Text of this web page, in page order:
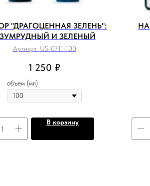
"ДРАГОЦЕННАЯ ЗЕЛЕНЬ":
И ЗЕЛЕНЫЙ
Артикул: US-0711-100
1 250 ₽
объем (мл)
В корзину